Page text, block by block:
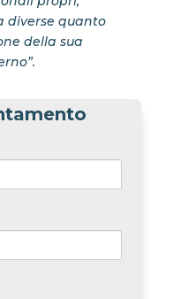
diverse quanto
della sua